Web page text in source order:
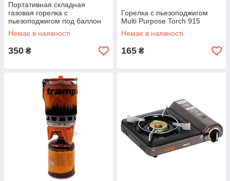
Портативная складная
газовая горелка с
пьезоподжигом под баллон
Kovar K-202
Немає в наявності
350 ₴
Горелка с пьезоподжигом
Multi Purpose Torch 915
Немає в наявності
165 ₴